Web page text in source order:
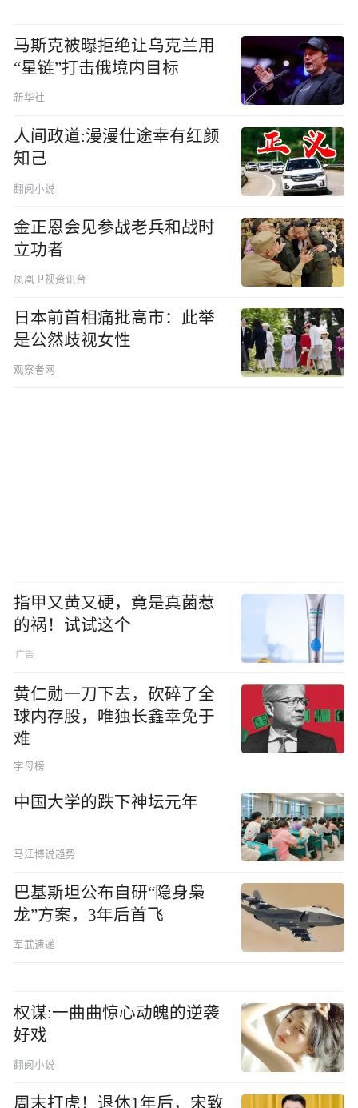
马斯克被曝拒绝让乌克兰用
“星链”打击俄境内目标
新华社
人间政道:漫漫仕途幸有红颜
知己
翻阅小说
金正恩会见参战老兵和战时
立功者
凤凰卫视资讯台
日本前首相痛批高市：此举
是公然歧视女性
观察者网
指甲又黄又硬，竟是真菌惹
的祸！试试这个
黄仁勋一刀下去，砍碎了全
球内存股，唯独长鑫幸免于
难
字母榜
中国大学的跌下神坛元年
马江博说趋势
巴基斯坦公布自研“隐身枭
龙”方案，3年后首飞
军武速递
权谋:一曲曲惊心动魄的逆袭
好戏
翻阅小说
周末打虎！退休1年后，宋致